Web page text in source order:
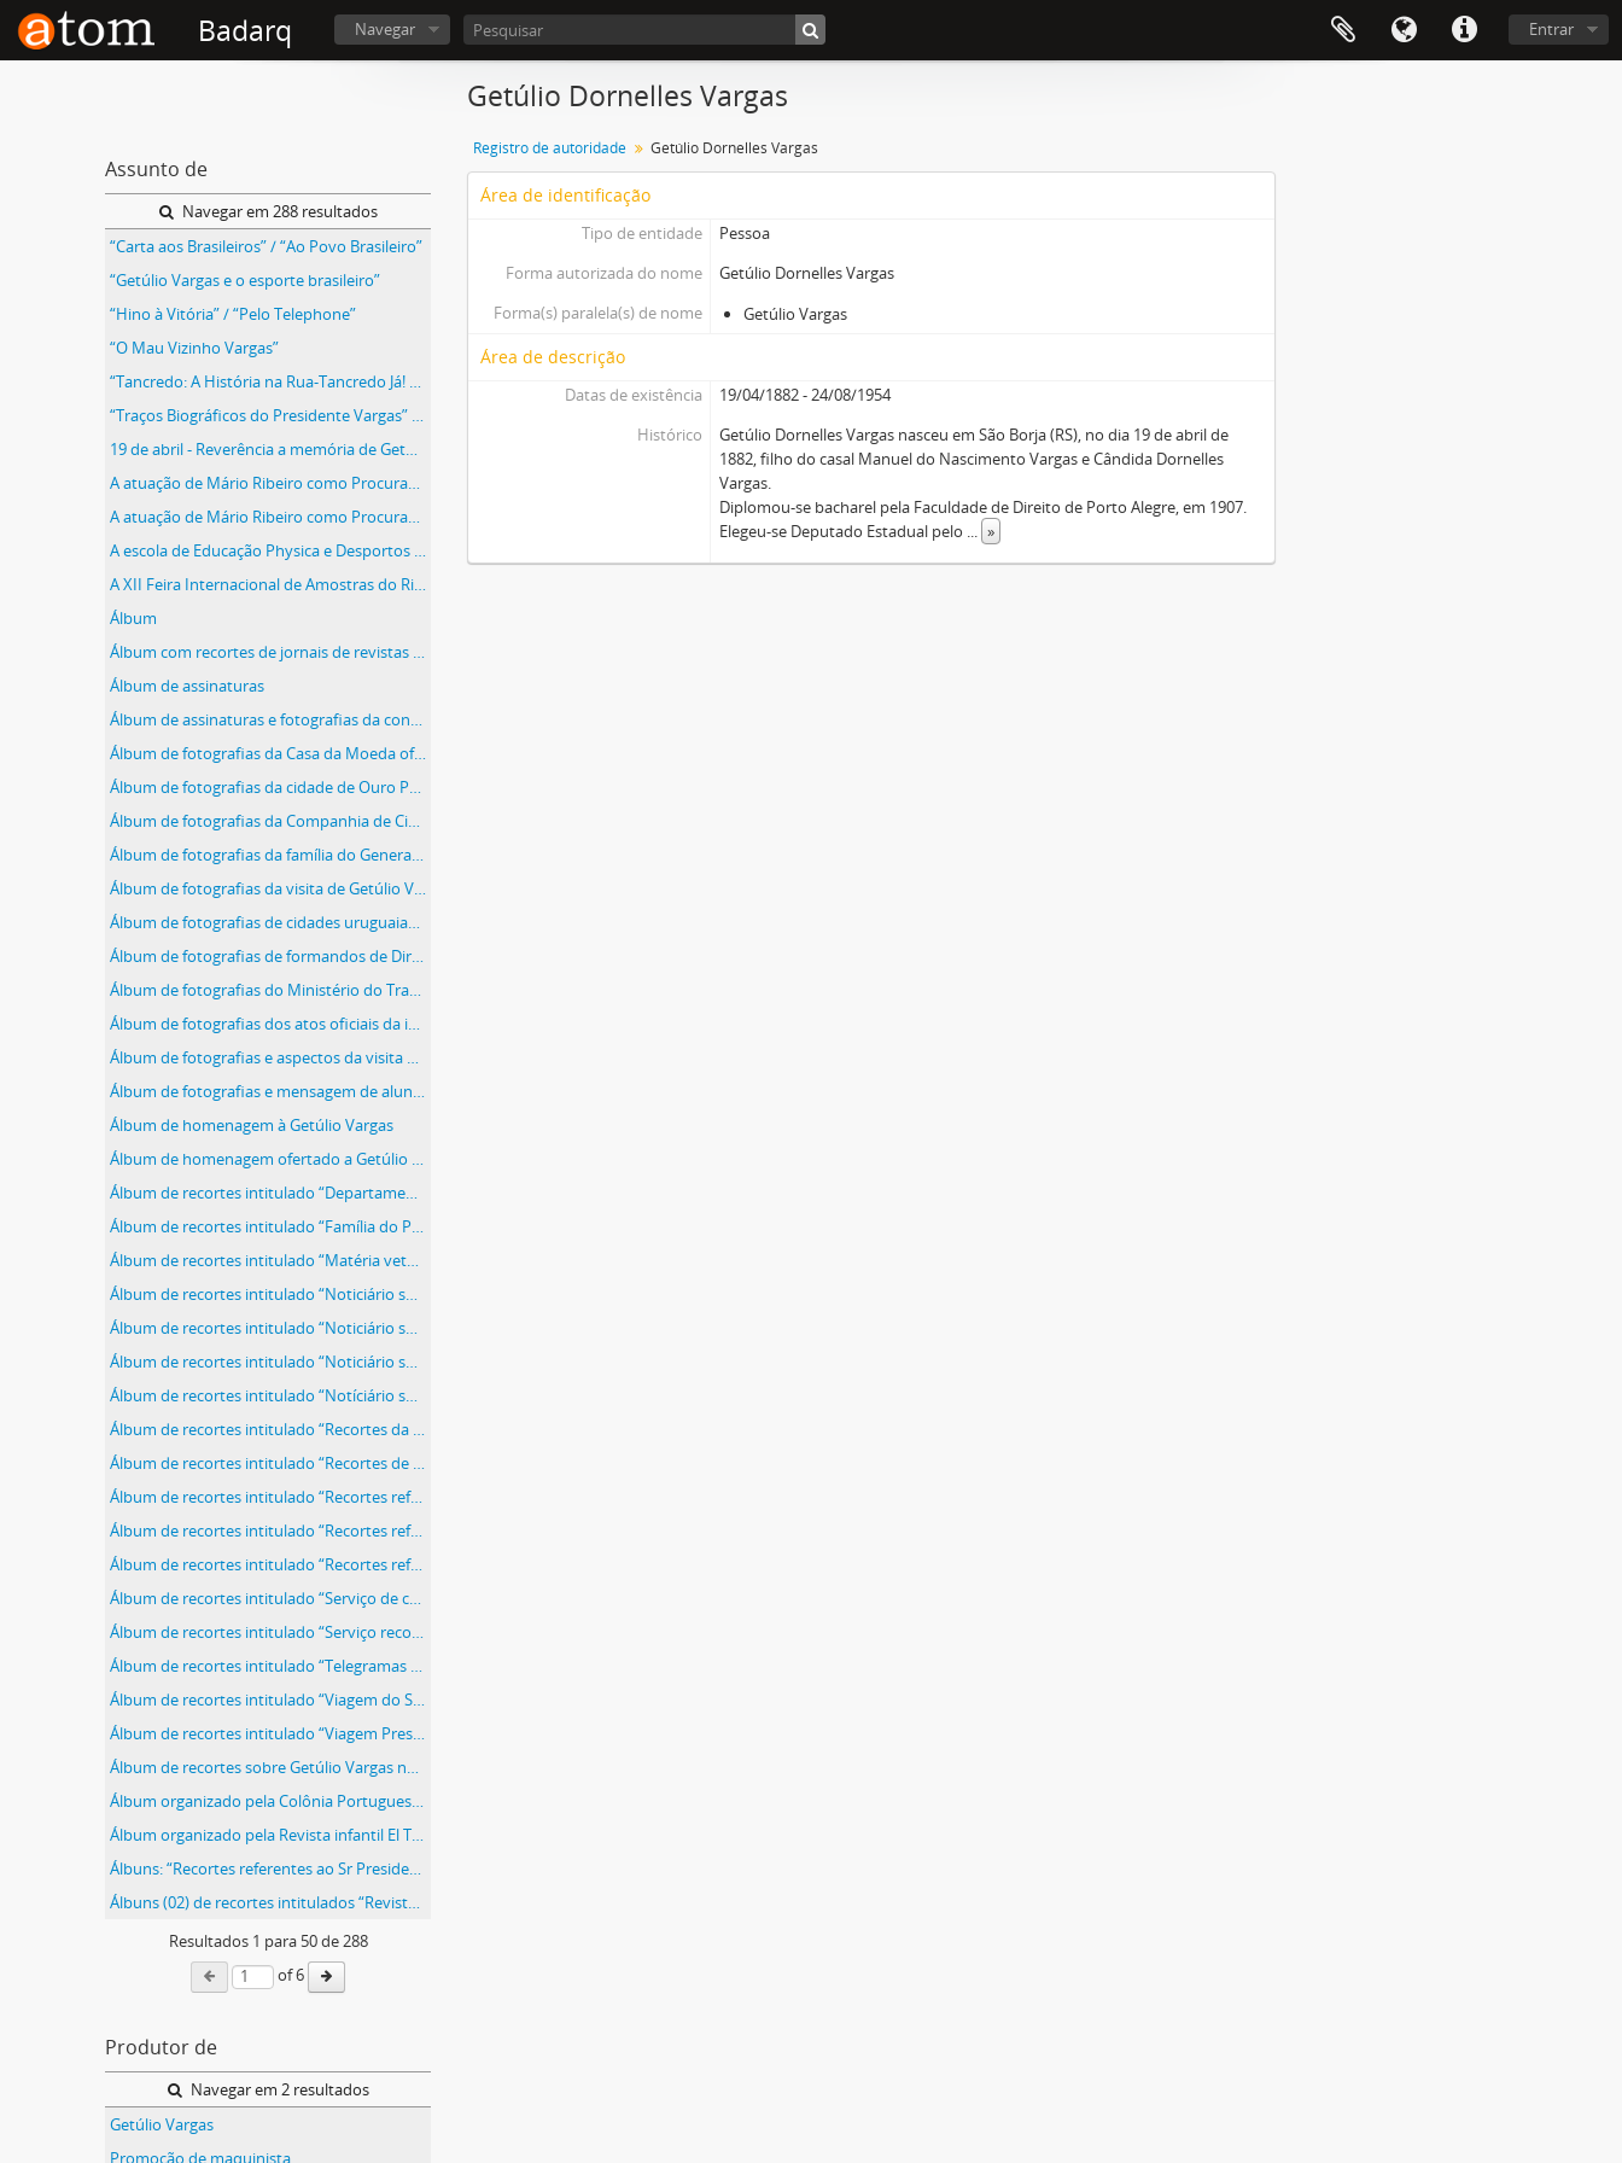
Badarq Navegar Entrar
Assunto de
Navegar em 288 resultados
“Carta aos Brasileiros” / “Ao Povo Brasileiro”
“Getúlio Vargas e o esporte brasileiro”
“Hino à Vitória” / “Pelo Telephone”
“O Mau Vizinho Vargas”
“Tancredo: A História na Rua-Tancredo Já! Para Mudar”
“Traços Biográficos do Presidente Vargas” / “Perfil Político do Presidente Getúlio Vargas”
19 de abril - Reverência a memória de Getúlio Vargas
A atuação de Mário Ribeiro como Procurador da República na Bahia
A atuação de Mário Ribeiro como Procurador da República no Paraná e em São Paulo
A escola de Educação Physica e Desportos visita o presidente Vargas.
A XII Feira Internacional de Amostras do Rio de Janeiro e o Complexo Industrial da Cia. Siderúrgica Nacional
Álbum
Álbum com recortes de jornais de revistas sobre Getúlio Vargas, organizado por Olinda Farias Gonçalves, admiradora do presidente
Álbum de assinaturas
Álbum de assinaturas e fotografias da construção da ferrovia ligando o Rio Grande do Sul a Treinta-y-Tres
Álbum de fotografias da Casa da Moeda oferecido a Getúlio Vargas pelos funcionários
Álbum de fotografias da cidade de Ouro Preto oferecido a Getúlio Vargas pela Sociedade dos Amigos de Ouro Preto
Álbum de fotografias da Companhia de Cimento Portland do Paraná
Álbum de fotografias da família do General Antonio de Souza Neto, combatente da Guerra dos Farrapos, oferecido por sua filha a Getúlio Vargas em carta anexa
Álbum de fotografias da visita de Getúlio Vargas ao Paraguai
Álbum de fotografias de cidades uruguaias, homenagem do povo do Departamento de Maldonado a Getúlio Vargas por ocasião de sua visita ao Uruguai
Álbum de fotografias de formandos de Direito da Universidade do Brasil
Álbum de fotografias do Ministério do Trabalho, Industria e Comércio oferecido a Getúlio Vargas
Álbum de fotografias dos atos oficiais da inauguração de Goiânia, aspectos da cidade, Getúlio Vargas, Pedro Ludovico e membros do governo local
Álbum de fotografias e aspectos da visita de Getúlio Vargas a Belém, oferecido pelo Prefeito Abelardo Conduru
Álbum de fotografias e mensagem de alunos e professores da Escola Vocacional nº 3 oferecido por ocasião da visita de Getúlio Vargas ao Paraguai
Álbum de homenagem à Getúlio Vargas
Álbum de homenagem ofertado a Getúlio Vargas pelo Estado de Israel, contendo 08 aquarelas
Álbum de recortes intitulado “Departamento Estadual de Imprensa e Propaganda (D.E.I.P.) São Paulo”
Álbum de recortes intitulado “Família do Presidente”
Álbum de recortes intitulado “Matéria vetada”
Álbum de recortes intitulado “Noticiário sobre Decreto sobre a Lavoura”
Álbum de recortes intitulado “Noticiário sobre Imposto sobre Combustíveis”
Álbum de recortes intitulado “Noticiário sobre Leis Constitucionais"
Álbum de recortes intitulado “Notíciário sobre Sociedades Anônimas”
Álbum de recortes intitulado “Recortes da Ilustração Brasileira sobre Passagem da data natalícia do Sr Presidente Getúlio Vargas”
Álbum de recortes intitulado “Recortes de Apelos e Sugestões dirigidos ao Sr Presidente Getúlio Vargas”
Álbum de recortes intitulado “Recortes referentes ao Sr. Getúlio Vargas em sociais”
Álbum de recortes intitulado “Recortes referentes ao Sr Presidente Getúlio Vargas em leis e decretos”
Álbum de recortes intitulado “Recortes referentes ao último levante comunista descoberto pela nossa Polícia Federal”
Álbum de recortes intitulado “Serviço de controle - Divisão de Imprensa - Telegramas que não tiveram curso parcial e totalmente”
Álbum de recortes intitulado “Serviço recomendado - entrevistas, artigos, tópicos e reportagens distribuídos pelo D.I.P”
Álbum de recortes intitulado “Telegramas (noticiário) sobre o plano siderúrgico”
Álbum de recortes intitulado “Viagem do Sr Presidente da República a São Paulo”
Álbum de recortes intitulado “Viagem Presidencial ao Norte”
Álbum de recortes sobre Getúlio Vargas nas diversas fases de sua vida
Álbum organizado pela Colônia Portuguesa do Brasil em homenagem a Getúlio Vargas
Álbum organizado pela Revista infantil El Tony
Álbuns: “Recortes referentes ao Sr Presidente Getúlio Vargas em sociais” e “Recortes referentes ao Sr Presidente Getúlio Vargas em artigos e comentários”
Álbuns (02) de recortes intitulados “Revistas Nacionais”
Resultados 1 para 50de 288
of 6
Produtor de
Navegar em 2 resultados
Getúlio Vargas
Promoção de maquinista
Getúlio Dornelles Vargas
Registro de autoridade Getúlio Dornelles Vargas
Área de identificação
Tipo de entidade
Pessoa
Forma autorizada do nome
Getúlio Dornelles Vargas
Forma(s) paralela(s) de nome
Getúlio Vargas
Área de descrição
Datas de existência
19/04/1882 - 24/08/1954
Histórico
Getúlio Dornelles Vargas nasceu em São Borja (RS), no dia 19 de abril de
1882, filho do casal Manuel do Nascimento Vargas e Cândida Dornelles
Vargas.
Diplomou-se bacharel pela Faculdade de Direito de Porto Alegre, em 1907.
Elegeu-se Deputado Estadual pelo ... »